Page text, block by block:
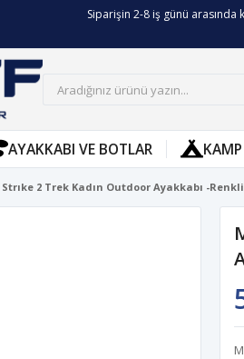
Siparişin 2-8 iş günü
AYAKKABI VE BOTLAR
2 Trek Kadın Outdoor Ayakkabı -Renkli